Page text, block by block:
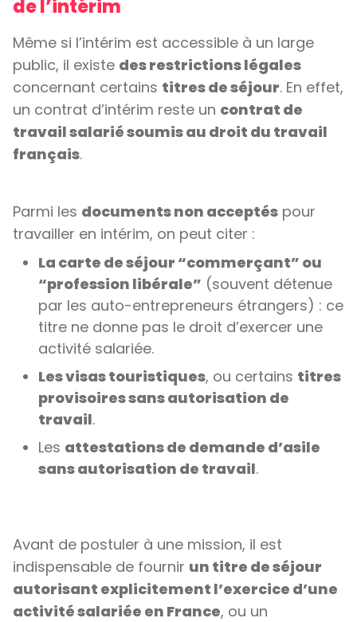
de l’intérim
Même si l’intérim est accessible à un large
public, il existe des restrictions légales
concernant certains titres de séjour. En effet,
un contrat d’intérim reste un contrat de
travail salarié soumis au droit du travail
français.
Parmi les documents non acceptés pour
travailler en intérim, on peut citer :
La carte de séjour “commerçant” ou
“profession libérale” (souvent détenue
par les auto-entrepreneurs étrangers) : ce
titre ne donne pas le droit d’exercer une
activité salariée.
Les visas touristiques, ou certains titres
provisoires sans autorisation de
travail.
Les attestations de demande d’asile
sans autorisation de travail.
Avant de postuler à une mission, il est
indispensable de fournir un titre de séjour
autorisant explicitement l’exercice d’une
activité salariée en France, ou un